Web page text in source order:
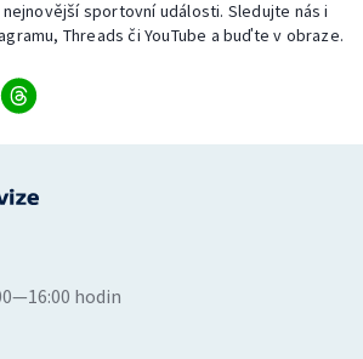
sportovní události. Sledujte nás i
Threads či YouTube a buďte v obraze.
hodin